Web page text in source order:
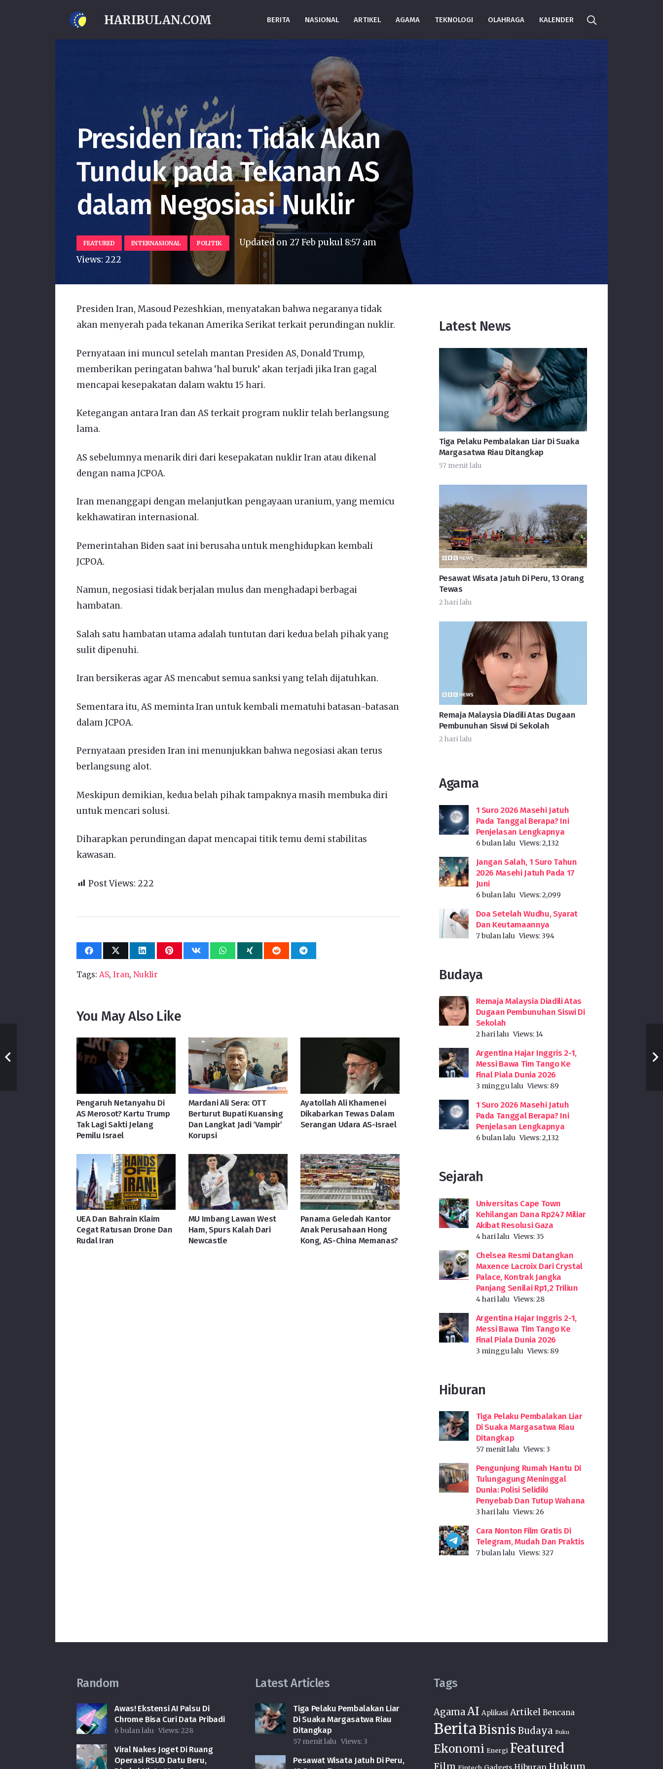
HARIBULAN.COM BERITA NASIONAL ARTIKEL AGAMA TEKNOLOGI OLAHRAGA KALENDER
Presiden Iran: Tidak Akan
Tunduk pada Tekanan AS
dalam Negosiasi Nuklir
FEATURED INTERNASIONAL POLITIK Updated on 27 Feb pukul 8:57 am
Views: 222
Presiden Iran, Masoud Pezeshkian, menyatakan bahwa negaranya tidak
akan menyerah pada tekanan Amerika Serikat terkait perundingan nuklir.
Pernyataan ini muncul setelah mantan Presiden AS, Donald Trump,
memberikan peringatan bahwa ‘hal buruk’ akan terjadi jika Iran gagal
mencapai kesepakatan dalam waktu 15 hari.
Ketegangan antara Iran dan AS terkait program nuklir telah berlangsung
lama.
AS sebelumnya menarik diri dari kesepakatan nuklir Iran atau dikenal
dengan nama JCPOA.
Iran menanggapi dengan melanjutkan pengayaan uranium, yang memicu
kekhawatiran internasional.
Pemerintahan Biden saat ini berusaha untuk menghidupkan kembali
JCPOA.
Namun, negosiasi tidak berjalan mulus dan menghadapi berbagai
hambatan.
Salah satu hambatan utama adalah tuntutan dari kedua belah pihak yang
sulit dipenuhi.
Iran bersikeras agar AS mencabut semua sanksi yang telah dijatuhkan.
Sementara itu, AS meminta Iran untuk kembali mematuhi batasan-batasan
dalam JCPOA.
Pernyataan presiden Iran ini menunjukkan bahwa negosiasi akan terus
berlangsung alot.
Meskipun demikian, kedua belah pihak tampaknya masih membuka diri
untuk mencari solusi.
Diharapkan perundingan dapat mencapai titik temu demi stabilitas
kawasan.
Post Views: 222
Tags: AS, Iran, Nuklir
You May Also Like
Pengaruh Netanyahu Di
AS Merosot? Kartu Trump
Tak Lagi Sakti Jelang
Pemilu Israel
Mardani Ali Sera: OTT
Berturut Bupati Kuansing
Dan Langkat Jadi ‘Vampir’
Korupsi
Ayatollah Ali Khamenei
Dikabarkan Tewas Dalam
Serangan Udara AS-Israel
UEA Dan Bahrain Klaim
Cegat Ratusan Drone Dan
Rudal Iran
MU Imbang Lawan West
Ham, Spurs Kalah Dari
Newcastle
Panama Geledah Kantor
Anak Perusahaan Hong
Kong, AS-China Memanas?
Latest News
Tiga Pelaku Pembalakan Liar Di Suaka
Margasatwa Riau Ditangkap
57 menit lalu
Pesawat Wisata Jatuh Di Peru, 13 Orang
Tewas
2 hari lalu
Remaja Malaysia Diadili Atas Dugaan
Pembunuhan Siswi Di Sekolah
2 hari lalu
Agama
1 Suro 2026 Masehi Jatuh
Pada Tanggal Berapa? Ini
Penjelasan Lengkapnya
6 bulan lalu Views:2,132
Jangan Salah, 1 Suro Tahun
2026 Masehi Jatuh Pada 17
Juni
6 bulan lalu Views:2,099
Doa Setelah Wudhu, Syarat
Dan Keutamaannya
7 bulan lalu Views:394
Budaya
Remaja Malaysia Diadili Atas
Dugaan Pembunuhan Siswi Di
Sekolah
2 hari lalu Views: 14
Argentina Hajar Inggris 2-1,
Messi Bawa Tim Tango Ke
Final Piala Dunia 2026
3 minggu lalu Views: 89
1 Suro 2026 Masehi Jatuh
Pada Tanggal Berapa? Ini
Penjelasan Lengkapnya
6 bulan lalu Views:2,132
Sejarah
Universitas Cape Town
Kehilangan Dana Rp247 Miliar
Akibat Resolusi Gaza
4 hari lalu Views:35
Chelsea Resmi Datangkan
Maxence Lacroix Dari Crystal
Palace, Kontrak Jangka
Panjang Senilai Rp1,2 Triliun
4 hari lalu Views:28
Argentina Hajar Inggris 2-1,
Messi Bawa Tim Tango Ke
Final Piala Dunia 2026
3 minggu lalu Views: 89
Hiburan
Tiga Pelaku Pembalakan Liar
Di Suaka Margasatwa Riau
Ditangkap
57 menit lalu Views:3
Pengunjung Rumah Hantu Di
Tulungagung Meninggal
Dunia: Polisi Selidiki
Penyebab Dan Tutup Wahana
3 hari lalu Views:26
Cara Nonton Film Gratis Di
Telegram, Mudah Dan Praktis
7 bulan lalu Views:327
Random
Awas! Ekstensi AI Palsu Di
Chrome Bisa Curi Data Pribadi
6 bulan lalu Views:228
Viral Nakes Joget Di Ruang
Operasi RSUD Datu Beru,
Latest Articles
Tiga Pelaku Pembalakan Liar
Di Suaka Margasatwa Riau
Ditangkap
57 menit lalu Views: 3
Pesawat Wisata Jatuh Di Peru,
Tags
AgamaAI Aplikasi Artikel Bencana
BeritaBisnis Budaya Buku
Ekonomi Energi Featured
Hiburan Hukum